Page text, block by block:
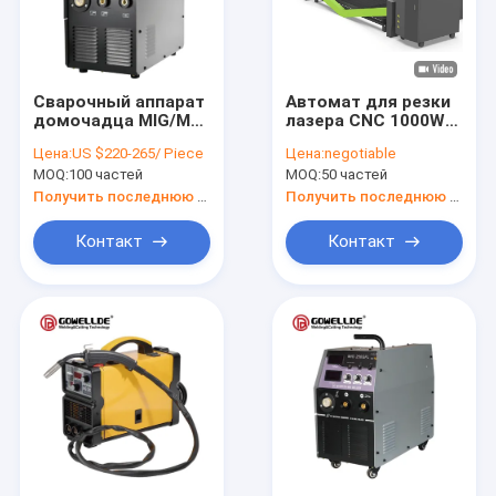
Дом
Продукты
Видео
Сварочный аппарат
домочадца MIG/Mag
инвертора
MIG250GY DC
сварочного
380V 3ph IGBT MIG
Цена:US $220-265/ Piece
MOQ:100 частей
Контакт
Автомат для резки
лазера CNC 1000W
для алюминия
нержавеющей
стали
Цена:negotiable
MOQ:50 частей
Контакт